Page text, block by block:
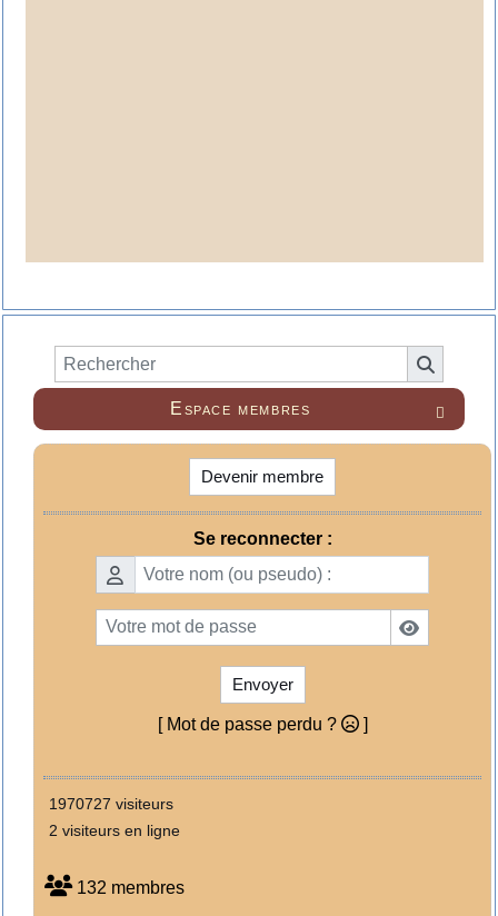

Espace membres
Devenir membre
Se reconnecter :
Envoyer
[ Mot de passe perdu ? ]
1970727 visiteurs
2 visiteurs en ligne
132 membres